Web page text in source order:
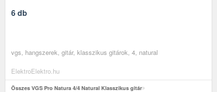
6 db
vgs, hangszerek, gitár, klasszikus gitárok, 4, natural
ElektroElektro.hu
Összes VGS Pro Natura 4/4 Natural Klasszikus gitár